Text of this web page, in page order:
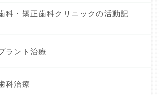
科・矯正歯科クリニックの活動記
ラント治療
科治療